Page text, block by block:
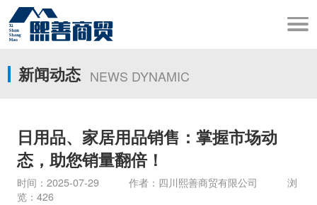
新闻动态 NEWS DYNAMIC
日用品、家居用品销售：掌握市场动
态，助您销量翻倍！
时间：2025-07-29 作者：四川熙善商贸有限公司 浏
览：426